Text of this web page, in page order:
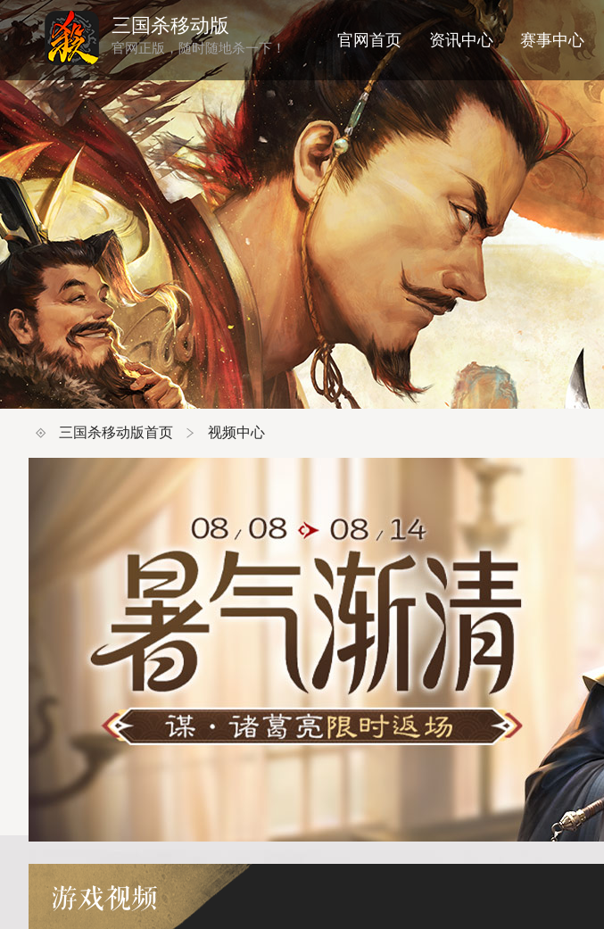
三国杀移动版
官网正版，随时随地杀一下！ 官网首页 资讯中心 赛事中心
三国杀移动版首页 视频中心
游戏视频